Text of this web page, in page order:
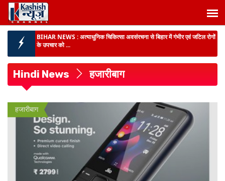
BIHAR NEWS :अत्याधुनिक चिकित्सा अवसंरचना से बिहार में गंभीर एवं जटिल रोगों
के उपचार को ...
लिया बड़ा फैसला, पु...
पूर्णिया में SVU की बड़ी कार्रवाई :बिजली विभाग के जेई समेत तीन लोग 10 हजार रुपये
कांग्रेस सेवा दल ने सम्राट सरकार को घेरा : 24वें दिन सीतामढ़ी के गांधी मैदान में
महाआंदोलन, धरना के बाद डीएम को सौंपा ...
BIG BREAKING :बिहार के 11 डीआईजी जाएंगे हैदराबाद, राष्ट्रीय पुलिस अकादमी
में मिड करियर ट्...
BIHAR NEWS :
प्रमंडलीय आयुक्त ने पटना के गांधी मैदान में स्वतंत्रता दिवस
समारोह की तैयार...
Hindi News हजारीबाग
हजारीबाग